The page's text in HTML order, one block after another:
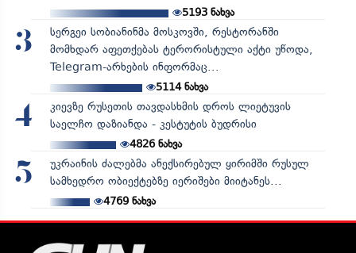
5193ნახვა
3
სერგეი სობიანინმა მოსკოვში, რესტორანში
მომხდარ აფეთქებას ტერორისტული აქტი უწოდა,
Telegram-არხების ინფორმაც...
5114ნახვა
4
კიევზე რუსეთის თავდასხმის დროს ლიეტუვის
საელჩო დაზიანდა - კესტუტის ბუდრისი
4826ნახვა
5
უკრაინის ძალებმა ანექსირებულ ყირიმში რუსულ
სამხედრო ობიექტებზე იერიშები მიიტანეს...
4769ნახვა